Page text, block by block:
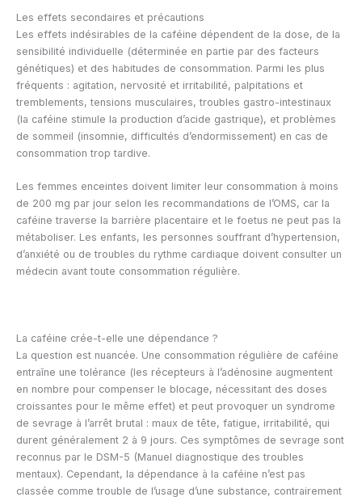
Les effets secondaires et précautions
Les effets indésirables de la caféine dépendent de la dose, de la
sensibilité individuelle (déterminée en partie par des facteurs
génétiques) et des habitudes de consommation. Parmi les plus
fréquents : agitation, nervosité et irritabilité, palpitations et
tremblements, tensions musculaires, troubles gastro-intestinaux
(la caféine stimule la production d’acide gastrique), et problèmes
de sommeil (insomnie, difficultés d’endormissement) en cas de
consommation trop tardive.
Les femmes enceintes doivent limiter leur consommation à moins
de 200 mg par jour selon les recommandations de l’OMS, car la
caféine traverse la barrière placentaire et le foetus ne peut pas la
métaboliser. Les enfants, les personnes souffrant d’hypertension,
d’anxiété ou de troubles du rythme cardiaque doivent consulter un
médecin avant toute consommation régulière.
La caféine crée-t-elle une dépendance ?
La question est nuancée. Une consommation régulière de caféine
entraîne une tolérance (les récepteurs à l’adénosine augmentent
en nombre pour compenser le blocage, nécessitant des doses
croissantes pour le même effet) et peut provoquer un syndrome
de sevrage à l’arrêt brutal : maux de tête, fatigue, irritabilité, qui
durent généralement 2 à 9 jours. Ces symptômes de sevrage sont
reconnus par le DSM-5 (Manuel diagnostique des troubles
mentaux). Cependant, la dépendance à la caféine n’est pas
classée comme trouble de l’usage d’une substance, contrairement